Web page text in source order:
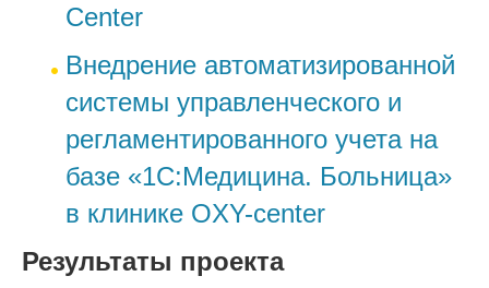
Center
Внедрение автоматизированной
системы управленческого и
регламентированного учета на
базе «1С:Медицина. Больница»
в клинике OXY-center
Результаты проекта